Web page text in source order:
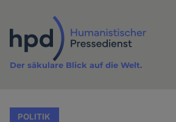
Inhalt
Der säkulare Blick auf die Welt.
POLITIK